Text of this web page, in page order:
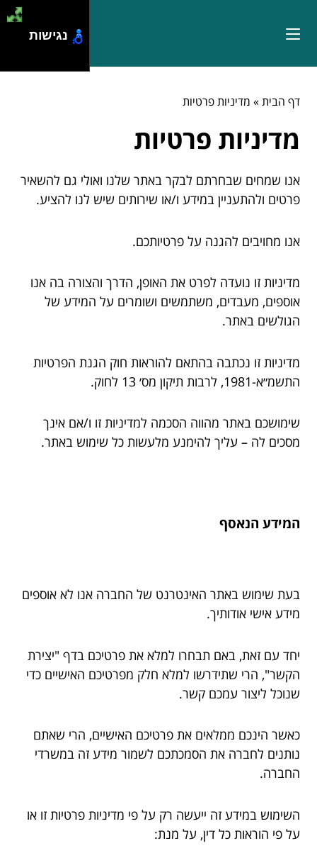
דף הבית» מדיניות פרטיות
מדיניות פרטיות
אנו שמחים שבחרתם לבקר באתר שלנו ואולי גם להשאיר
פרטים ולהתעניין במידע ו/או שירותים שיש לנו להציע.
אנו מחויבים להגנה על פרטיותכם.
מדיניות זו נועדה לפרט את האופן, הדרך והצורה בה אנו
אוספים, מעבדים, משתמשים ושומרים על המידע של
הגולשים באתר.
מדיניות זו נכתבה בהתאם להוראות חוק הגנת הפרטיות
התשמ״א-1981, לרבות תיקון מס׳ 13 לחוק.
שימושכם באתר מהווה הסכמה למדיניות זו ו/אם אינך
מסכים לה – עליך להימנע מלעשות כל שימוש באתר.
המידע הנאסף
בעת שימוש באתר האינטרנט של החברה אנו לא אוספים
מידע אישי אודותיך.
יחד עם זאת, באם תבחרו למלא את פרטיכם בדף "יצירת
הקשר", הרי שתידרשו למלא חלק מפרטיכם האישיים כדי
שנוכל ליצור עמכם קשר.
כאשר הינכם ממלאים את פרטיכם האישיים, הרי שאתם
נותנים לחברה את הסמכתכם לשמור מידע זה במשרדי
החברה.
השימוש במידע זה ייעשה רק על פי מדיניות פרטיות זו או
על פי הוראות כל דין, על מנת:
נגישות